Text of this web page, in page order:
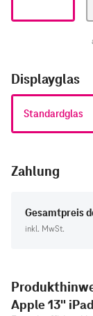
Displayglas
Standardglas
Zahlung
Gesamtpreis
inkl. MwSt.
Apple 13"